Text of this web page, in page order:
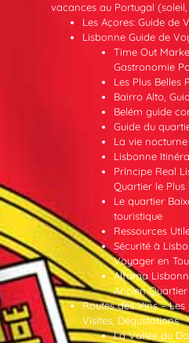
vacances au Portugal
Les Açores: Guide de
Lisbonne Guide de
Time Out
Gastronomie
Les Plus
Bairro Alto,
Belém guide
Guide du
La vie
Lisbonne
Príncipe Real
Quartier le Plus
Le quartier
touristique
Ressources
Sécurité à
Voyager en
Alfama
Ancien
Routes des Vins –
Visites, Dégustations
La Vallée du